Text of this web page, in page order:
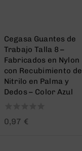
Cegasa Guantes de
Trabajo Talla 8 –
Fabricados en Nylon
con Recubimiento de
Nitrilo en Palma y
Dedos – Color Azul
0
0,97 €